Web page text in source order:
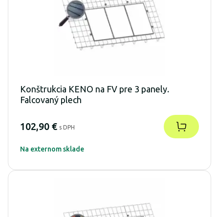
Konštrukcia KENO na FV pre 3 panely.
Falcovaný plech
102,90 € s DPH
Na externom sklade